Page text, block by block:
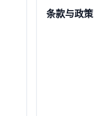
条款与政策